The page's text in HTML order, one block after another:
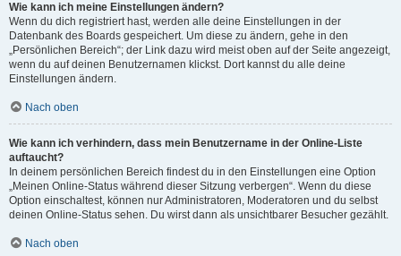
Wie kann ich meine Einstellungen ändern?
Wenn du dich registriert hast, werden alle deine Einstellungen in der
Datenbank des Boards gespeichert. Um diese zu ändern, gehe in den
„Persönlichen Bereich“; der Link dazu wird meist oben auf der Seite angezeigt,
wenn du auf deinen Benutzernamen klickst. Dort kannst du alle deine
Einstellungen ändern.
Nach oben
Wie kann ich verhindern, dass mein Benutzername in der Online-Liste
auftaucht?
In deinem persönlichen Bereich findest du in den Einstellungen eine Option
„Meinen Online-Status während dieser Sitzung verbergen“. Wenn du diese
Option einschaltest, können nur Administratoren, Moderatoren und du selbst
deinen Online-Status sehen. Du wirst dann als unsichtbarer Besucher gezählt.
Nach oben